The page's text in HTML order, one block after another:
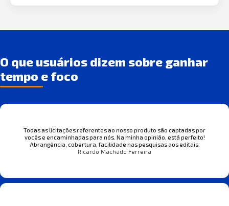
O que usuários dizem sobre ganhar
tempo e foco
Todas as licitações referentes ao nosso produto são captadas por
vocês e encaminhadas para nós. Na minha opinião, está perfeito!
Abrangência, cobertura, facilidade nas pesquisas aos editais.
Ricardo Machado Ferreira